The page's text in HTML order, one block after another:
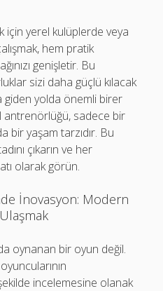
için yerel kulüplerde veya
hem pratik
genişletir. Bu
sizi daha güçlü kılacak
giden yolda önemli birer
antrenörlüğü, sadece bir
bir yaşam tarzıdır. Bu
çıkarın ve her
olarak görün.
İnovasyon: Modern
oynanan bir oyun değil.
incelemesine olanak